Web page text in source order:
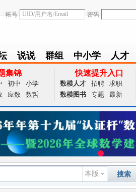
帐号
密码
说说
Follow
群组
group
中小学
zxx
人才
achieve
集锦
初中
小学
应数 数哲
快速提升入口
数模人才 招聘
求职
数模图书
专题 最新
本版 搜索